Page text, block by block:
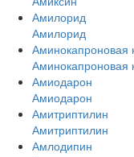
Амилорид
Амилорид
Аминокапроновая
Аминокапроновая
Амиодарон
Амиодарон
Амитриптилин
Амитриптилин
Амлодипин